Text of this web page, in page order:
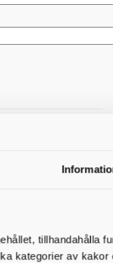
tillhandahålla
kategorier av